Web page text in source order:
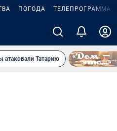
ПОГОДА ТЕЛЕПРОГРАММА
атаковали Татарию